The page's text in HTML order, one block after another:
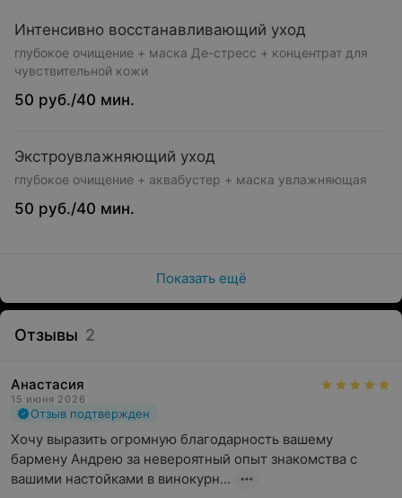
Интенсивно восстанавливающий уход
глубокое очищение + маска Де-стресс + концентрат для
чувствительной кожи
50 руб./40 мин.
Экстроувлажняющий уход
глубокое очищение + аквабустер + маска увлажняющая
50 руб./40 мин.
Показать ещё
Отзывы 2
Анастасия
15 июня 2026
Отзыв подтвержден
Хочу выразить огромную благодарность вашему
бармену Андрею за невероятный опыт знакомства с
вашими настойками в винокурн...